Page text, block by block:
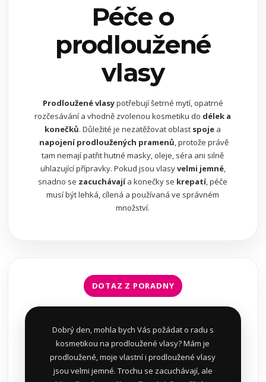
Péče o
prodloužené
vlasy
Prodloužené vlasypotřebují šetrné mytí, opatrné
rozčesávání a vhodně zvolenou kosmetiku do délek a
konečků. Důležité je nezatěžovat oblast spoje a
napojení prodloužených pramenů, protože právě
tam nemají patřit hutné masky, oleje, séra ani silně
uhlazující přípravky. Pokud jsou vlasyvelmi jemné,
snadno se zacuchávajía konečky se krepatí, péče
musí být lehká, cílená a používaná ve správném
množství.
DOTAZ Z PORADNY
Dobrý den, mohla bych Vás požádat o radu s
kosmetikou na prodloužené vlasy? Mám je
prodloužené, moje vlastní i prodloužené vlasy
jsou velmi jemné. Trochu se zacuchávají, ale